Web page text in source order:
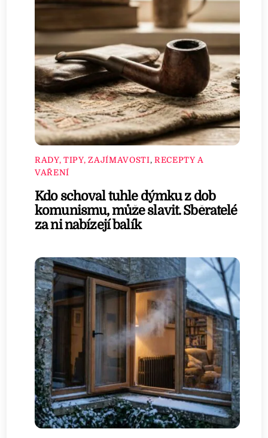
RADY, TIPY, ZAJÍMAVOSTI, RECEPTY A
VAŘENÍ
Kdo schoval tuhle dýmku z dob
komunismu, může slavit. Sběratelé
za ni nabízejí balík